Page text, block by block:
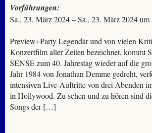
Vorführungen:
Sa., 23. März 2024 – Sa., 23. März 2024
Preview+Party Legendär und von vielen
Konzertfilm aller Zeiten bezeichnet,
SENSE zum 40. Jahrestag wieder auf die
Jahr 1984 von Jonathan Demme gedreht,
intensiven Live-Auftritte von drei Abenden
in Hollywood. Zu sehen und zu hören sind
Songs der […]